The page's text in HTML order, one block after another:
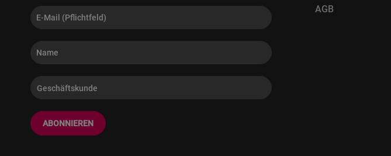
ABONNIEREN
AGB